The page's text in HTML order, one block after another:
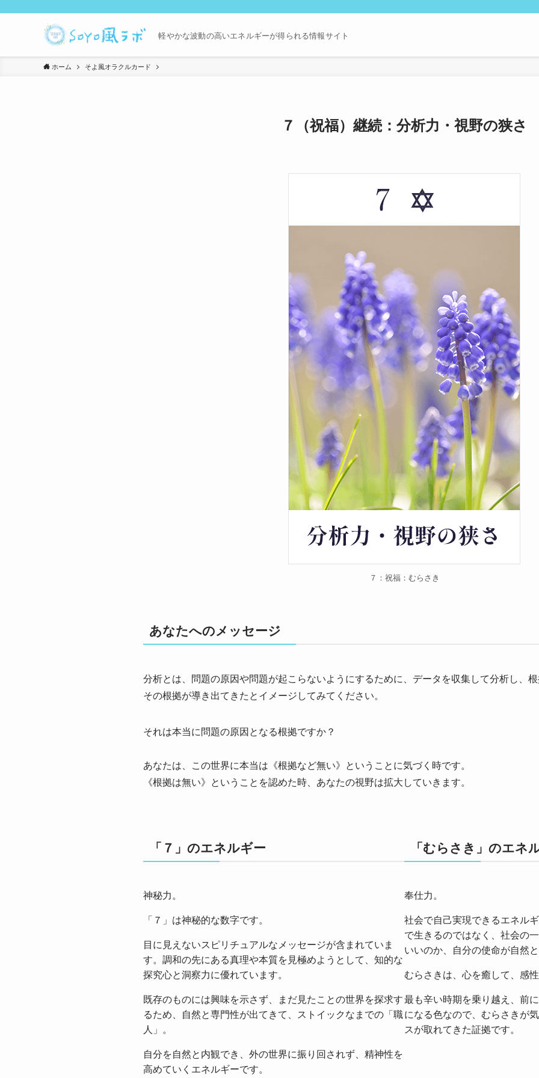
軽やかな波動の高いエネルギーが得られる情報サイト
ホーム そよ風オラクルカード
７（祝福）継続：分析力・視野の狭さ
７：祝福：むらさき
あなたへのメッセージ
分析とは、問題の原因や問題が起こらないようにするために、 データを収集して分析し、
その根拠が導き出てきたとイメージしてみてください。
それは本当に問題の原因となる根拠ですか？
あなたは、この世界に本当は《根拠など無い》 ということに気づく時です。
《根拠は無い》ということを認めた時、 あなたの視野は拡大していきます。
「７」のエネルギー
神秘力。
「７」は神秘的な数字です。
目に見えないスピリチュアルなメッセージが含まれていま
す。調和の先にある真理や本質を見極めようとして、知的な
探究心と洞察力に優れています。
既存のものには興味を示さず、まだ見たことの世界を探求す
るため、自然と専門性が出てきて、ストイックなまでの「職
人」。
自分を自然と内観でき、外の世界に振り回されず、精神性を
高めていくエネルギーです。
「むらさき」のエネ
奉仕力。
社会で自己実現できるエネル
で生きるのではなく、社会の
いいのか、自分の使命が自然と
むらさきは、心を癒して、感
最も辛い時期を乗り越え、前
になる色なので、むらさきが
スが取れてきた証拠です。